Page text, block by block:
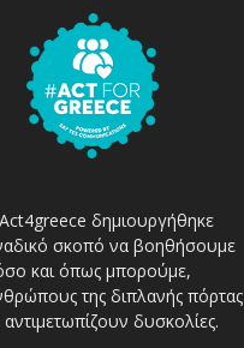
δημιουργήθηκε
σκοπό να βοηθήσουμε
και όπως μπορούμε,
της διπλανής πόρτας
δυσκολίες.